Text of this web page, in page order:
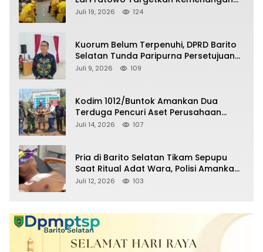
Partai pada Pemilu Mendatang
Juli 19, 2026 124
Kuorum Belum Terpenuhi, DPRD Barito
Selatan Tunda Paripurna Persetujuan
Raperda Pertanggungjawaban APBD
Juli 9, 2026 109
Kodim 1012/Buntok Amankan Dua
Terduga Pencuri Aset Perusahaan
Sitaan Satgas PKH, Satu Paket Diduga
Juli 14, 2026 107
Pria di Barito Selatan Tikam Sepupu
Saat Ritual Adat Wara, Polisi Amankan
Pelaku
Juli 12, 2026 103